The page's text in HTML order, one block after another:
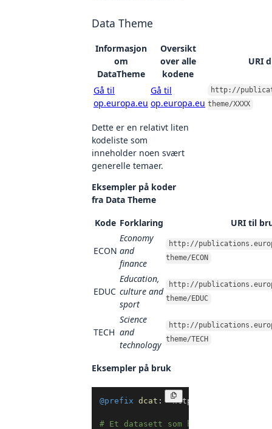
Data Theme
Informasjon
om
DataTheme
Oversikt
over alle
kodene
URI
Gå til
op.europa.eu
Gå til
op.europa.eu
http://
theme/XXXX
Dette er en relativt liten
kodeliste som
inneholder noen svært
generelle temaer.
Eksempler på koder
fra Data Theme
Kode Forklaring URI til
ECON
Economy
and
finance
http://
theme/ECON
EDUC
Education,
culture and
sport
http://
theme/EDUC
TECH
Science
and
technology
http://
theme/TECH
Eksempler på bruk
@prefix dcat : <http://www.w3.org/
# Et datasett som handler om